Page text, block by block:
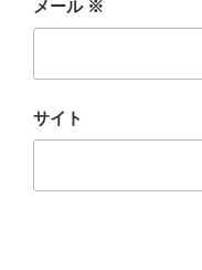
メール ※
サイト